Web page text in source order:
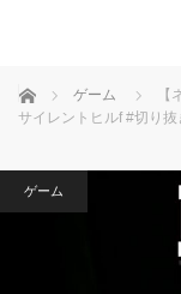
ホーム ゲーム
サイレントヒルf #切り
ゲーム